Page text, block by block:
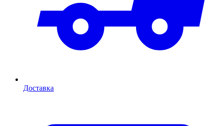
Доставка